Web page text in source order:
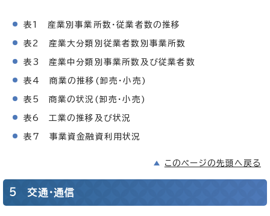
表1 産業別事業所数・従業者数の推移
表2 産業大分類別従業者数別事業所数
表3 産業中分類別事業所数及び従業者数
表4 商業の推移(卸売・小売)
表5 商業の状況(卸売・小売)
表6 工業の推移及び状況
表7 事業資金融資利用状況
このページの先頭へ戻る
5 交通・通信